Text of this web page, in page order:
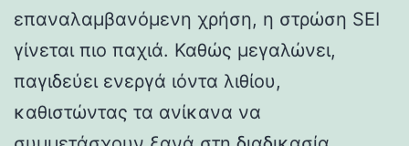
επαναλαμβανόμενη χρήση, η στρώση SEI
γίνεται πιο παχιά. Καθώς μεγαλώνει,
παγιδεύει ενεργά ιόντα λιθίου,
καθιστώντας τα ανίκανα να